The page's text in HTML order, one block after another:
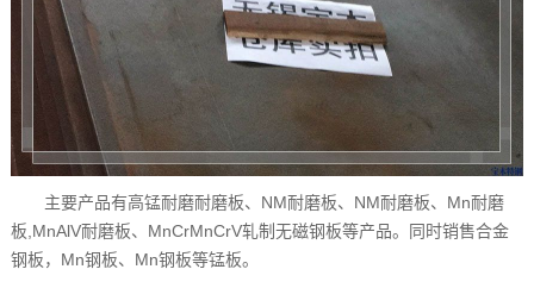
主要产品有高锰耐磨耐磨板、NM耐磨板、NM耐磨板、Mn耐磨
板,MnAlV耐磨板、MnCrMnCrV轧制无磁钢板等产品。同时销售合金
钢板，Mn钢板、Mn钢板等锰板。